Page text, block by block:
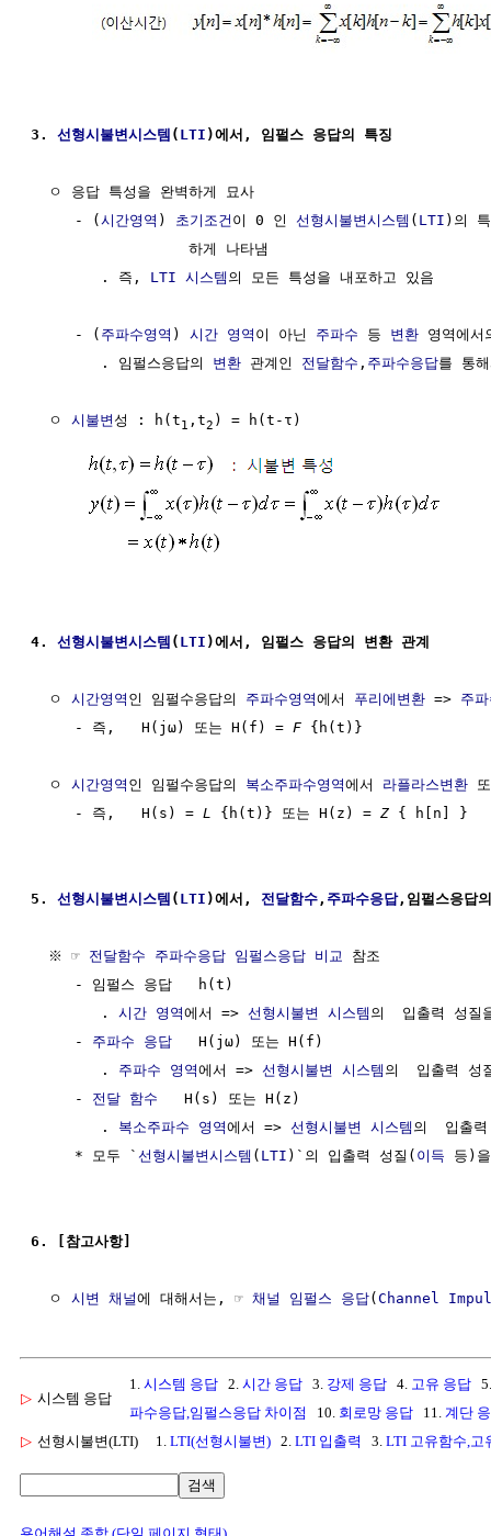
3. 선형시불변시스템 ( LTI )에서, 임펄스 응답의 특징
  ㅇ 응답 특성을 완벽하게 묘사
     - (
시간영역 ) 초기조건 이 0 인 선형시불변시스템 ( LTI )의
                  하게 나타냄
        . 즉,
LTI 시스템 의 모든 특성을 내포하고 있음
     - (
주파수영역 ) 시간 영역 이 아닌 주파수 등 변환 영역에
        . 임펄스응답의
변환 관계인 전달함수 , 주파수응답를 통
  ㅇ
시불변 성 : h(t1 ,t2 ) = h(t-τ)
4. 선형시불변시스템 ( LTI )에서, 임펄스 응답의 변환 관계
  ㅇ
시간영역 인 임펄수응답의 주파수영역에서 푸리에변환 => 주
     - 즉,   H(jω) 또는 H(f) =
F {h(t)}
  ㅇ
시간영역 인 임펄수응답의 복소주파수영역에서 라플라스변환
     - 즉,   H(s) =
L {h(t)} 또는 H(z) = Z { h[n] }
5. 선형시불변시스템 ( LTI )에서, 전달함수, 주파수응답,임펄스응답
  ※ ☞
전달함수 주파수응답 임펄스응답 비교 참조
     - 임펄스 응답   h(t)
        .
시간 영역에서 => 선형시불변 시스템 의  입출력 성질
     -
주파수 응답
   H(jω) 또는 H(f)
        .
주파수 영역에서 => 선형시불변 시스템 의  입출력 성
     -
전달 함수
   H(s) 또는 H(z)
        .
복소주파수 영역에서 => 선형시불변 시스템 의  입출력
     * 모두 `
선형시불변시스템 ( LTI )`의 입출력 성질( 이득 등)
6. [참고사항]
  ㅇ
시변 채널에 대해서는, ☞ 채널 임펄스 응답( Channel
▷ 시스템 응답
1. 시스템 응답 2. 시간 응답 3. 강제 응답 4. 고유 응답
파수응답,임펄스응답 차이점
10. 회로망 응답 11. 계단
▷ 선형시불변(LTI) 1. LTI(선형시불변) 2. LTI 입출력 3. LTI 고유함수,고
검색